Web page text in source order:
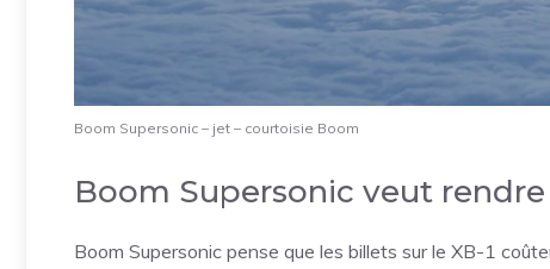
Boom Supersonic – jet – courtoisie Boom
Boom Supersonic veut
Boom Supersonic pense que les billets sur le XB-1